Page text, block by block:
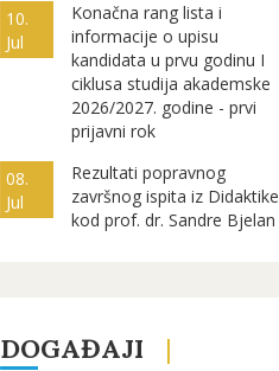
10.
Jul
Konačna rang lista i
informacije o upisu
kandidata u prvu godinu I
ciklusa studija akademske
2026/2027. godine - prvi
prijavni rok
08.
Jul
Rezultati popravnog
završnog ispita iz Didaktike
kod prof. dr. Sandre Bjelan
DOGAĐAJI